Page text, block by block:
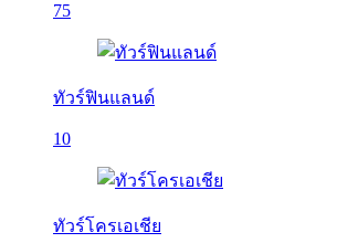
75
ทัวร์ฟินแลนด์
10
ทัวร์โครเอเชีย